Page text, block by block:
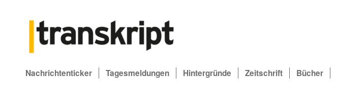
Nachrichtenticker Tagesmeldungen Hintergründe Zeitschrift Bücher